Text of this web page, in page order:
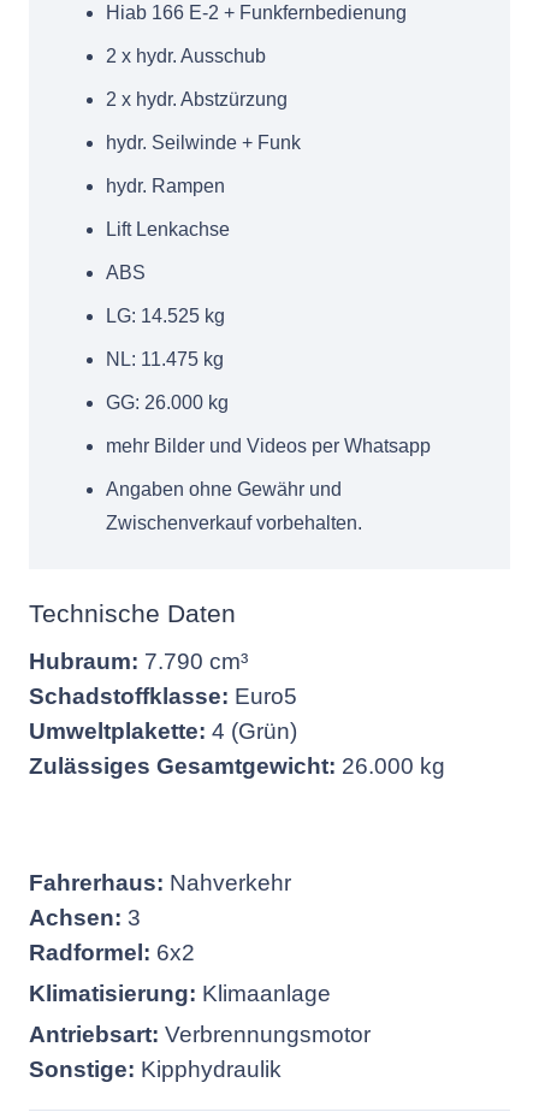
Technische Daten
Hubraum: 7.790 cm³
Schadstoffklasse: Euro5
Umweltplakette: 4 (Grün)
Zulässiges Gesamtgewicht: 26.000 kg
Fahrerhaus: Nahverkehr
Achsen: 3
Radformel: 6x2
Klimatisierung: Klimaanlage
Antriebsart: Verbrennungsmotor
Sonstige: Kipphydraulik
Hiab 166 E-2 + Funkfernbedienung
2 x hydr. Ausschub
2 x hydr. Abstzürzung
hydr. Seilwinde + Funk
hydr. Rampen
Lift Lenkachse
ABS
LG: 14.525 kg
NL: 11.475 kg
GG: 26.000 kg
mehr Bilder und Videos per Whatsapp
Angaben ohne Gewähr und
Zwischenverkauf vorbehalten.